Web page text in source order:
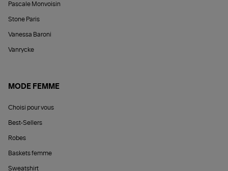
Pascale Monvoisin
Stone Paris
Vanessa Baroni
Vanrycke
MODE FEMME
Choisi pour vous
Best-Sellers
Robes
Baskets femme
Sweatshirt